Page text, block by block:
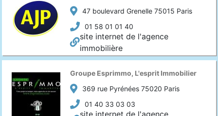
47 boulevard Grenelle 75015 Paris
01 58 01 01 40
site internet de l'agence
immobilière
Groupe Esprimmo, L'esprit Immobilier
369 rue Pyrénées 75020 Paris
01 40 33 03 03
site internet de l'agence